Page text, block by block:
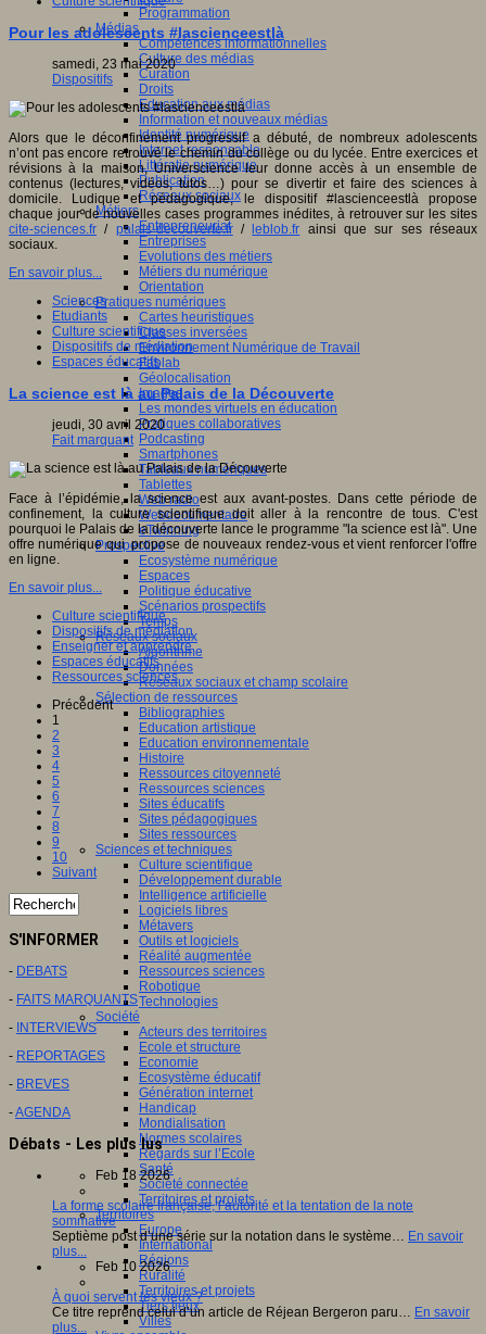
Programmation
Médias
Compétences informationnelles
Culture des médias
Curation
Droits
Education aux médias
Information et nouveaux médias
Identité numérique
Internet responsable
Littératie numérique
Publication
Réseaux sociaux
Métiers
Entrepreneuriat
Entreprises
Evolutions des métiers
Métiers du numérique
Orientation
Pratiques numériques
Cartes heuristiques
Classes inversées
Environnement Numérique de Travail
Fablab
Géolocalisation
Images
Les mondes virtuels en éducation
Pratiques collaboratives
Podcasting
Smartphones
Tableaux numériques
Tablettes
Web radio
Webdocumentaire
eTwinning
Prospective
Ecosystème numérique
Espaces
Politique éducative
Scénarios prospectifs
Temps
Réseaux sociaux
Algorithme
Données
Réseaux sociaux et champ scolaire
Sélection de ressources
Bibliographies
Education artistique
Education environnementale
Histoire
Ressources citoyenneté
Ressources sciences
Sites éducatifs
Sites pédagogiques
Sites ressources
Sciences et techniques
Culture scientifique
Développement durable
Intelligence artificielle
Logiciels libres
Métavers
Outils et logiciels
Réalité augmentée
Ressources sciences
Robotique
Technologies
Société
Acteurs des territoires
Ecole et structure
Economie
Ecosystème éducatif
Génération internet
Handicap
Mondialisation
Normes scolaires
Regards sur l’Ecole
Santé
Société connectée
Territoires et projets
Territoires
Europe
International
Régions
Ruralité
Territoires et projets
Tiers lieux
Villes
Pour les adolescents #lascienceestlà
samedi, 23 mai 2020
Dispositifs
Alors que le déconfinement progressif a débuté, de nombreux adolescents
n’ont pas encore retrouvé le chemin du collège ou du lycée. Entre exercices et
révisions à la maison, Universcience leur donne accès à un ensemble de
contenus (lectures, vidéos, tutos…) pour se divertir et faire des sciences à
domicile. Ludique et pédagogique, le dispositif #lascienceestlà propose
chaque jour de nouvelles cases programmes inédites, à retrouver sur les sites
cite-sciences.fr / palais-decouverte.fr/ leblob.fr ainsi que sur ses réseaux
sociaux.
En savoir plus...
Sciences
Etudiants
Culture scientifique
Dispositifs de médiation
Espaces éducatifs
La science est là au Palais de la Découverte
jeudi, 30 avril 2020
Fait marquant
Face à l’épidémie, la science est aux avant-postes. Dans cette période de
confinement, la culture scientifique doit aller à la rencontre de tous. C'est
pourquoi le Palais de la découverte lance le programme "la science est là". Une
offre numérique qui propose de nouveaux rendez-vous et vient renforcer l'offre
en ligne.
En savoir plus...
Culture scientifique
Dispositifs de médiation
Enseigner et apprendre
Espaces éducatifs
Ressources sciences
Précédent
1
2
3
4
5
6
7
8
9
10
Suivant
S'INFORMER
- DEBATS
- FAITS MARQUANTS
- INTERVIEWS
- REPORTAGES
- BREVES
-AGENDA
Débats - Les plus lus
Feb 18 2026
La forme scolaire française, l’autorité et la tentation de la note
sommative
Septième post d’une série sur la notation dans le système… En savoir
plus...
Feb 10 2026
À quoi servent les vieux ?
Ce titre reprend celui d’un article de Réjean Bergeron paru… En savoir
plus...